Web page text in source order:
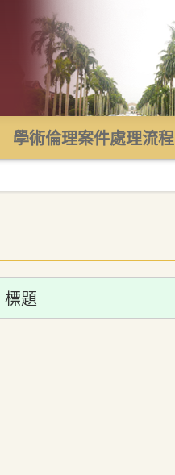
學術倫理案件處理流程
標題